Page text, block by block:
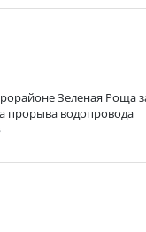
Зеленая Роща
прорыва водопровода